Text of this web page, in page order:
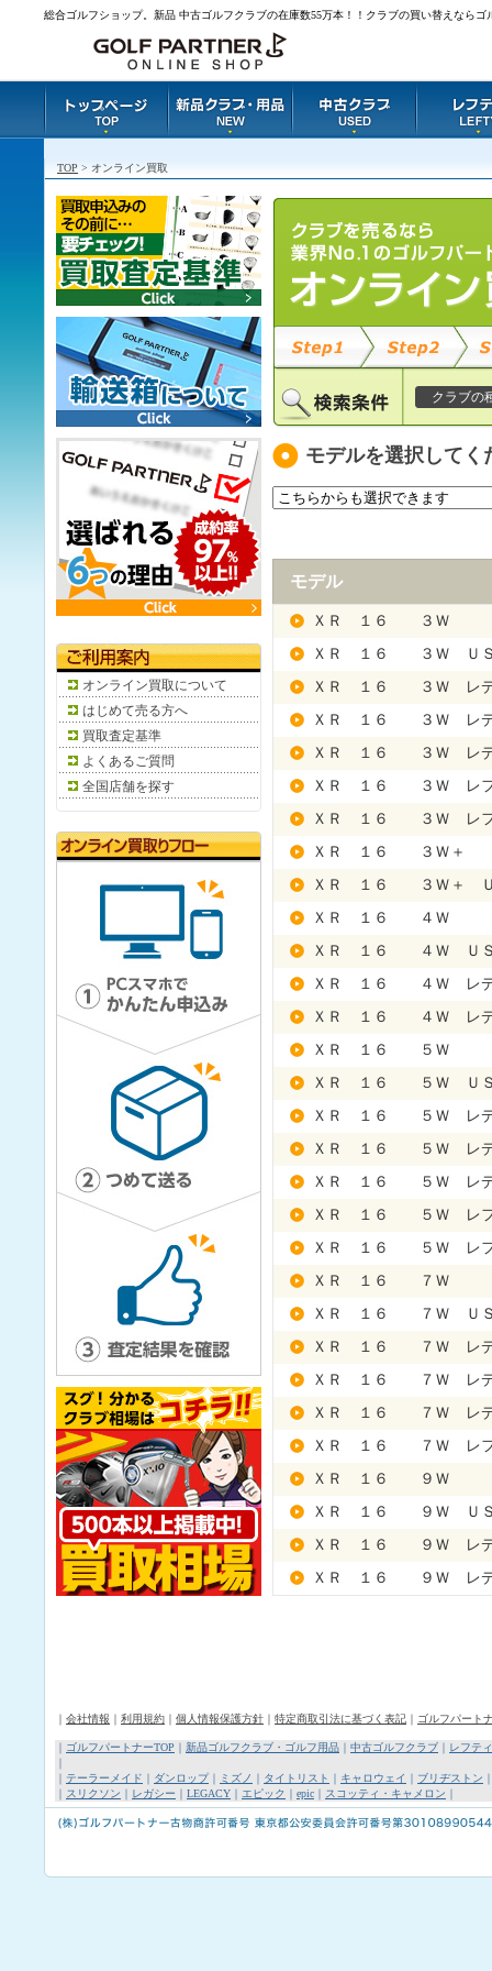
総合ゴルフショップ。新品 中古ゴルフクラブの在庫数55万本！！クラブの買い替えなら
TOP > オンライン買取
クラブの
モデルを選択してく
モデル
ＸＲ １６ ３Ｗ
ＸＲ １６ ３Ｗ Ｕ
ＸＲ １６ ３Ｗ レデ
ＸＲ １６ ３Ｗ レデ
ＸＲ １６ ３Ｗ レデ
ＸＲ １６ ３Ｗ レフ
ＸＲ １６ ３Ｗ レフ
ＸＲ １６ ３Ｗ＋
ＸＲ １６ ３Ｗ＋ Ｕ
ＸＲ １６ ４Ｗ
ＸＲ １６ ４Ｗ Ｕ
ＸＲ １６ ４Ｗ レデ
ＸＲ １６ ４Ｗ レデ
ＸＲ １６ ５Ｗ
ＸＲ １６ ５Ｗ Ｕ
ＸＲ １６ ５Ｗ レデ
ＸＲ １６ ５Ｗ レデ
ＸＲ １６ ５Ｗ レデ
ＸＲ １６ ５Ｗ レフ
ＸＲ １６ ５Ｗ レフ
ＸＲ １６ ７Ｗ
ＸＲ １６ ７Ｗ Ｕ
ＸＲ １６ ７Ｗ レデ
ＸＲ １６ ７Ｗ レデ
ＸＲ １６ ７Ｗ レデ
ＸＲ １６ ７Ｗ レフ
ＸＲ １６ ９Ｗ
ＸＲ １６ ９Ｗ Ｕ
ＸＲ １６ ９Ｗ レデ
ＸＲ １６ ９Ｗ レデ
オンライン買取について
はじめて売る方へ
買取査定基準
よくあるご質問
全国店舗を探す
｜ 会社情報 ｜ 利用規約 ｜ 個人情報保護方針 ｜ 特定商取引法に基づく表記 ｜ ゴルフパート
｜ ゴルフパートナーTOP ｜ 新品ゴルフクラブ・ゴルフ用品 ｜ 中古ゴルフクラブ ｜ レフテ
｜
｜ テーラーメイド ｜ ダンロップ｜ ミズノ ｜ タイトリスト ｜ キャロウェイ ｜ ブリヂストン
｜ スリクソン ｜ レガシー ｜ LEGACY ｜ エピック ｜ epic ｜ スコッティ・キャメロン ｜